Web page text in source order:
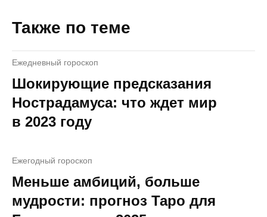
Также по теме
Ежедневный гороскоп
Шокирующие предсказания
Нострадамуса: что ждет мир
в 2023 году
Ежегодный гороскоп
Меньше амбиций, больше
мудрости: прогноз Таро для